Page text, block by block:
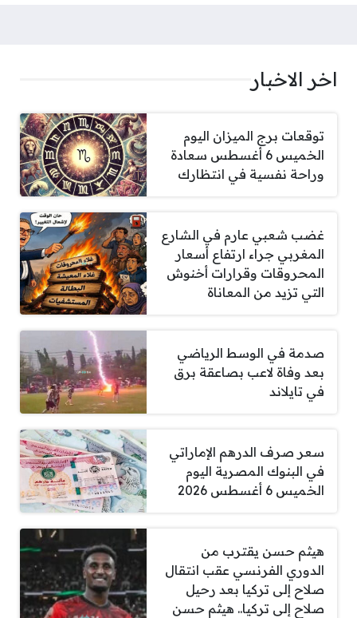
اخر الاخبار
توقعات برج الميزان اليوم
الخميس 6 أغسطس سعادة
وراحة نفسية في انتظارك
غضب شعبي عارم في الشارع
المغربي جراء ارتفاع أسعار
المحروقات وقرارات أخنوش
التي تزيد من المعاناة
صدمة في الوسط الرياضي
بعد وفاة لاعب بصاعقة برق
في تايلاند
سعر صرف الدرهم الإماراتي
في البنوك المصرية اليوم
الخميس 6 أغسطس 2026
هيثم حسن يقترب من
الدوري الفرنسي عقب انتقال
صلاح إلى تركيا بعد رحيل
صلاح إلى تركيا.. هيثم حسن